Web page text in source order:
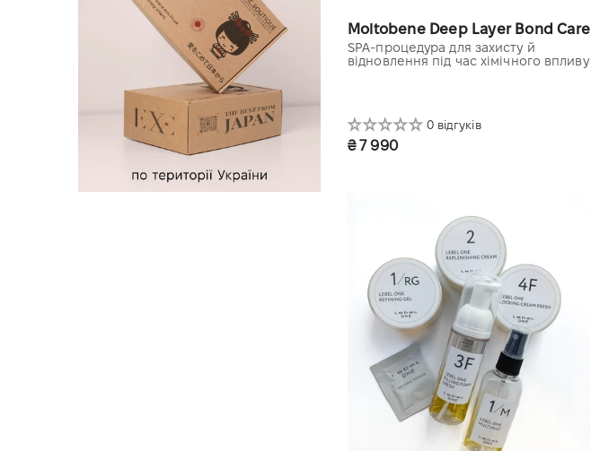
Moltobene Deep Layer Bond Care
SPA-процедура для захисту й
відновлення під час хімічного впливу
0 відгуків
₴ 7 990